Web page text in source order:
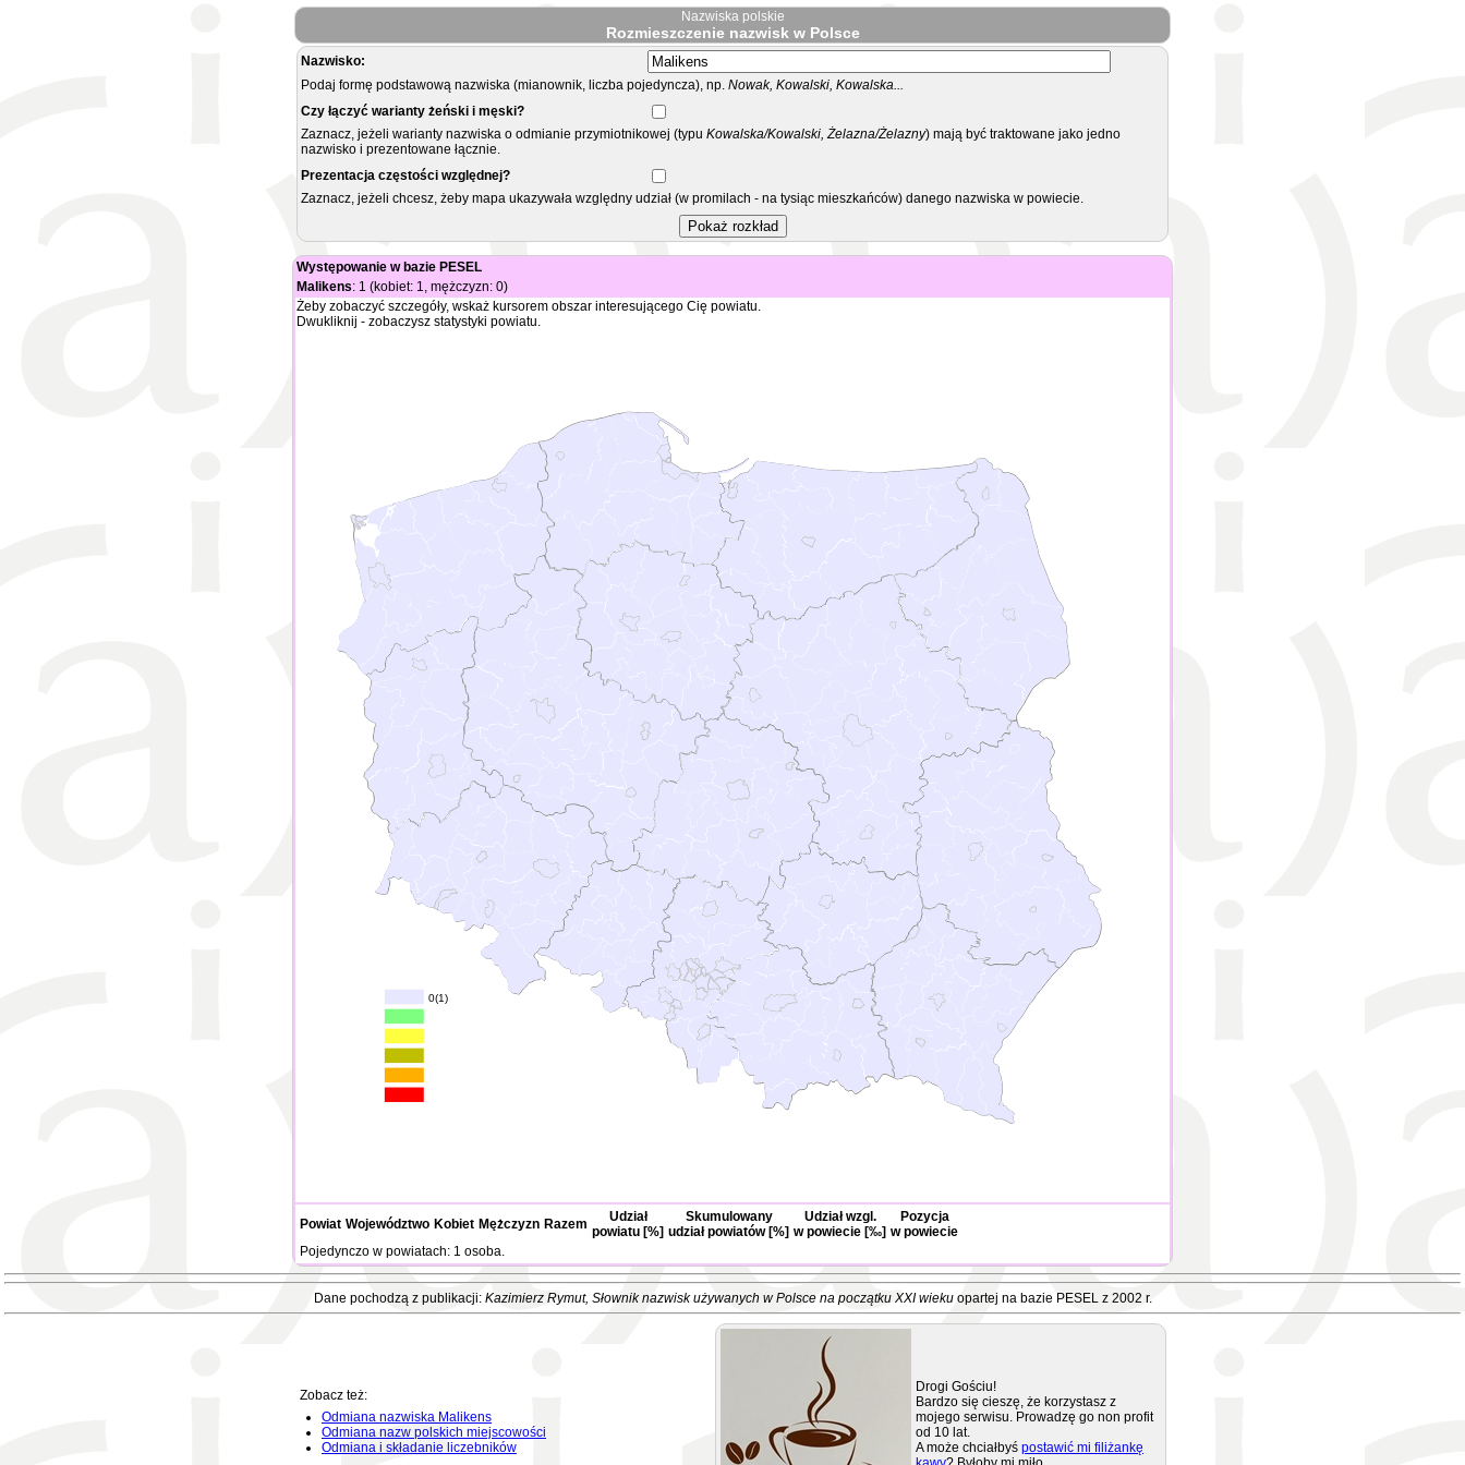
Nazwiska polskie
Rozmieszczenie nazwisk w Polsce
Nazwisko:
Podaj formę podstawową nazwiska (mianownik, liczba pojedyncza), np. Nowak, Kowalski, Kowalska...
Czy łączyć warianty żeński i męski?
Zaznacz, jeżeli warianty nazwiska o odmianie przymiotnikowej (typu Kowalska/Kowalski, Żelazna/Żelazny) mają być traktowane jako jedno
nazwisko i prezentowane łącznie.
Prezentacja częstości względnej?
Zaznacz, jeżeli chcesz, żeby mapa ukazywała względny udział (w promilach - na tysiąc mieszkańców) danego nazwiska w powiecie.
Występowanie w bazie PESEL
Malikens: 1 (kobiet: 1, mężczyzn: 0)
Żeby zobaczyć szczegóły, wskaż kursorem obszar interesującego Cię powiatu.
Dwukliknij - zobaczysz statystyki powiatu.
0(1)
Powiat Województwo Kobiet Mężczyzn Razem
Udział
powiatu [%]
Skumulowany
udział powiatów [%]
Udział wzgl.
w powiecie [‰]
Pozycja
w powiecie
Pojedynczo w powiatach: 1 osoba.
Dane pochodzą z publikacji: Kazimierz Rymut, Słownik nazwisk używanych w Polsce na początku XXI wiekuopartej na bazie PESEL z 2002 r.
Zobacz też:
Odmiana nazwiska Malikens
Odmiana nazw polskich miejscowości
Odmiana i składanie liczebników
Drogi Gościu!
Bardzo się cieszę, że korzystasz z
mojego serwisu. Prowadzę go non profit
od 10 lat.
A może chciałbyś postawić mi filiżankę